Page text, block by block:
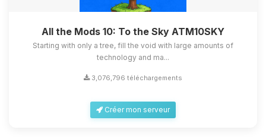
All the Mods 10: To the Sky ATM10SKY
Starting with only a tree, fill the void with large amounts of
technology and ma...
3,076,796 téléchargements
Créer mon serveur